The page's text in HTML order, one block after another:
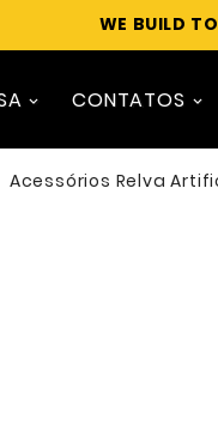
WE BUILD
CONTATOS
Acessórios Relva